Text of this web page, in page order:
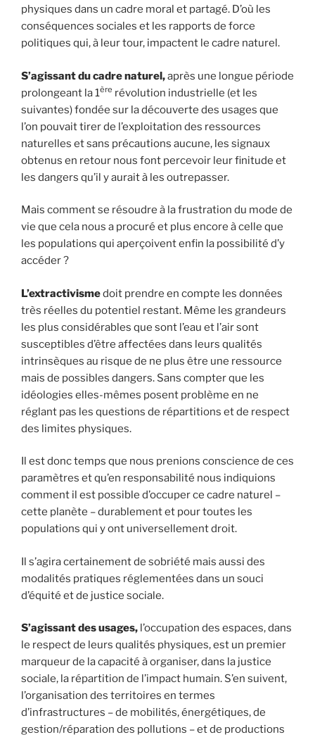
physiques dans un cadre moral et partagé. D’où les
conséquences sociales et les rapports de force
politiques qui, à leur tour, impactent le cadre naturel.
S’agissant du cadre naturel,après une longue période
prolongeant la 1ère révolution industrielle (et les
suivantes) fondée sur la découverte des usages que
l’on pouvait tirer de l’exploitation des ressources
naturelles et sans précautions aucune, les signaux
obtenus en retour nous font percevoir leur finitude et
les dangers qu’il y aurait à les outrepasser.
Mais comment se résoudre à la frustration du mode de
vie que cela nous a procuré et plus encore à celle que
les populations qui aperçoivent enfin la possibilité d’y
accéder ?
L’extractivismedoit prendre en compte les données
très réelles du potentiel restant. Même les grandeurs
les plus considérables que sont l’eau et l’air sont
susceptibles d’être affectées dans leurs qualités
intrinsèques au risque de ne plus être une ressource
mais de possibles dangers. Sans compter que les
idéologies elles-mêmes posent problème en ne
réglant pas les questions de répartitions et de respect
des limites physiques.
Il est donc temps que nous prenions conscience de ces
paramètres et qu’en responsabilité nous indiquions
comment il est possible d’occuper ce cadre naturel –
cette planète – durablement et pour toutes les
populations qui y ont universellement droit.
Il s’agira certainement de sobriété mais aussi des
modalités pratiques réglementées dans un souci
d’équité et de justice sociale.
S’agissant des usages, l’occupation des espaces, dans
le respect de leurs qualités physiques, est un premier
marqueur de la capacité à organiser, dans la justice
sociale, la répartition de l’impact humain. S’en suivent,
l’organisation des territoires en termes
d’infrastructures – de mobilités, énergétiques, de
gestion/réparation des pollutions – et de productions